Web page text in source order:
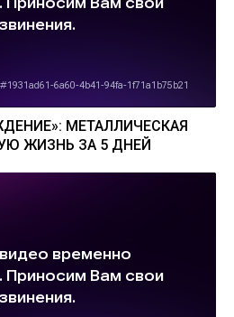
МЕТАЛЛИЧЕСКАЯ
ЖИЗНЬ ЗА 5 ДНЕЙ